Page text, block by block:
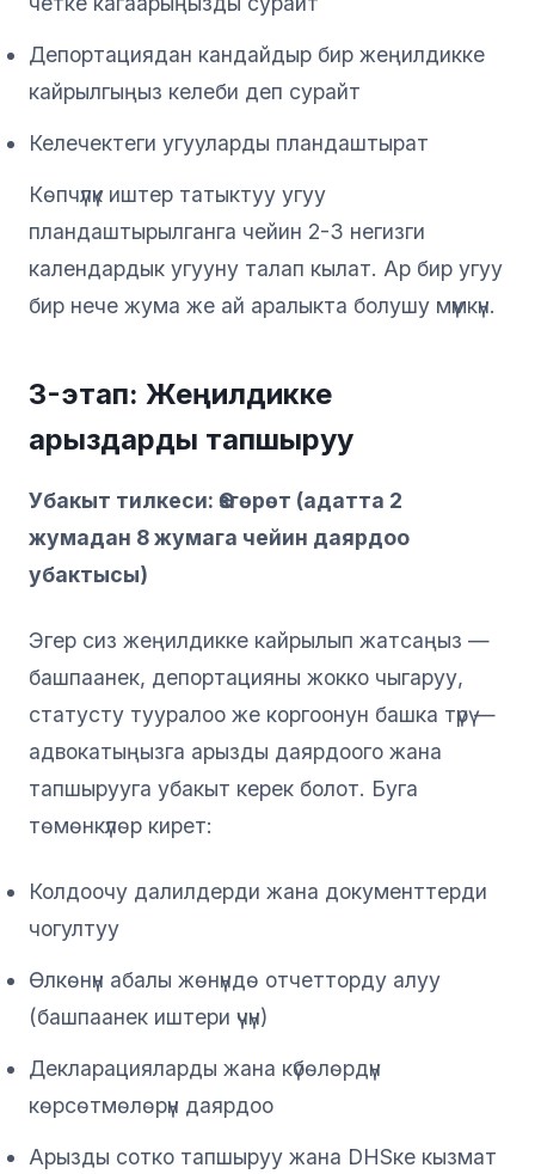
Депортациядан кандайдыр бир жеңилдикке
кайрылгыңыз келеби деп сурайт
Келечектеги угууларды пландаштырат
Көпчүлүк иштер татыктуу угуу
пландаштырылганга чейин 2-3 негизги
календардык угууну талап кылат. Ар бир угуу
бир нече жума же ай аралыкта болушу мүмкүн.
3-этап: Жеңилдикке
арыздарды тапшыруу
Убакыт тилкеси: Өзгөрөт (адатта 2
жумадан 8 жумага чейин даярдоо
убактысы)
Эгер сиз жеңилдикке кайрылып жатсаңыз —
башпаанек, депортацияны жокко чыгаруу,
статусту тууралоо же коргоонун башка түрү —
адвокатыңызга арызды даярдоого жана
тапшырууга убакыт керек болот. Буга
төмөнкүлөр кирет:
Колдоочу далилдерди жана документтерди
чогултуу
Өлкөнүн абалы жөнүндө отчетторду алуу
(башпаанек иштери үчүн)
Декларацияларды жана күбөлөрдүн
көрсөтмөлөрүн даярдоо
Арызды сотко тапшыруу жана DHSке кызмат